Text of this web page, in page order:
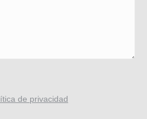
de privacidad